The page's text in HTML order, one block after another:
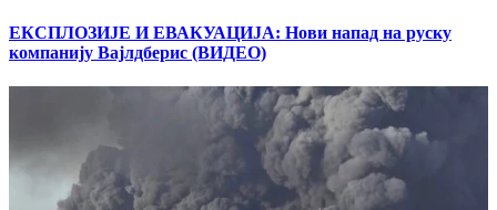
ЕКСПЛОЗИЈЕ И ЕВАКУАЦИЈА: Нови напад на руску
компанију Вајлдберис (ВИДЕО)